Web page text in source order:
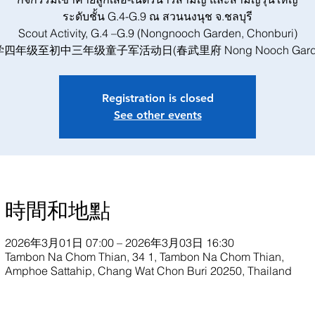
ระดับชั้น G.4-G.9 ณ สวนนงนุช จ.ชลบุรี
Scout Activity, G.4 –G.9 (Nongnooch Garden, Chonburi)
四年级至初中三年级童子军活动日(春武里府 Nong Nooch
Registration is closed
See other events
時間和地點
2026年3月01日 07:00 – 2026年3月03日 16:30
Tambon Na Chom Thian, 34 1, Tambon Na Chom Thian,
Amphoe Sattahip, Chang Wat Chon Buri 20250, Thailand